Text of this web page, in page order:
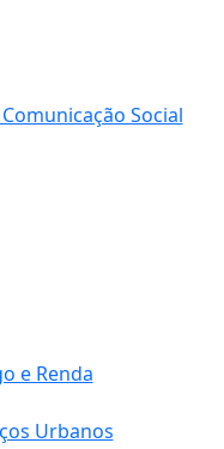
Social
e Renda
Urbanos